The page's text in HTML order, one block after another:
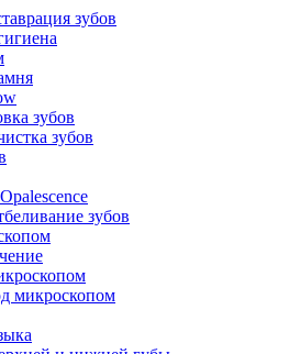
зубов
зубов
зубов
зубов
микроскопом